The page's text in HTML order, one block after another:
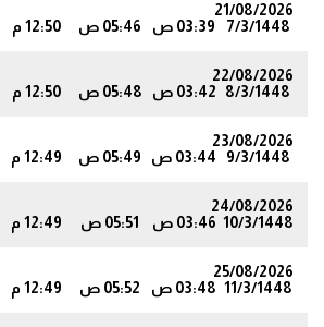
21/08/2026
7/3/1448
03:39 ص 05:46 ص 12:50 م
22/08/2026
8/3/1448
03:42 ص 05:48 ص 12:50 م
23/08/2026
9/3/1448
03:44 ص 05:49 ص 12:49 م
24/08/2026
10/3/1448 03:46 ص 05:51 ص 12:49 م
25/08/2026
11/3/1448 03:48 ص 05:52 ص 12:49 م